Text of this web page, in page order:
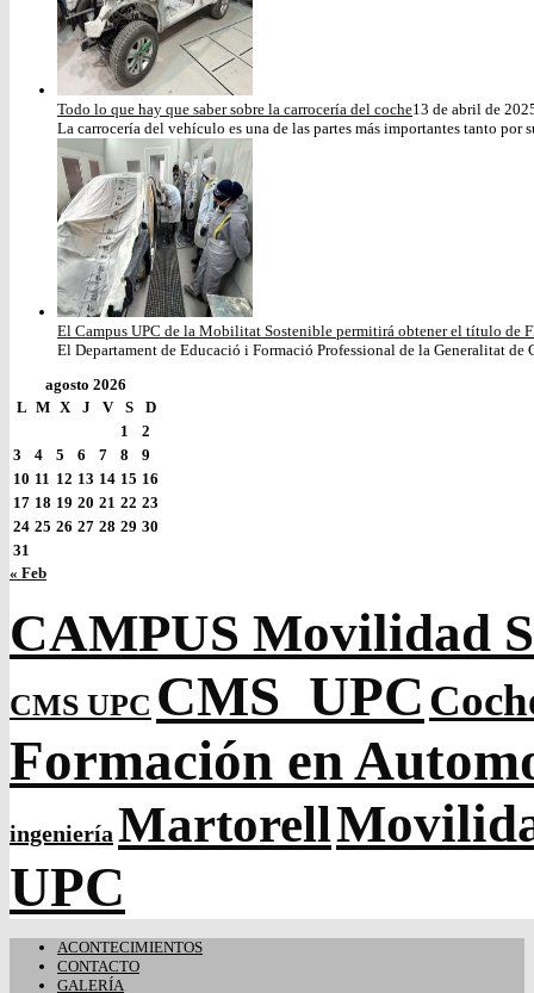
Todo lo que hay que saber sobre la carrocería del coche13 de abril de
La carrocería del vehículo es una de las partes más importantes tanto
El Campus UPC de la Mobilitat Sostenible permitirá obtener el título de
El Departament de Educació i Formació Professional de la Generalitat
agosto 2026
L M X J V S
D
1
2
3
4 5 6 7 8
9
10 11 12 13 14 15 16
17 18 19 20 21 22 23
24 25 26 27 28 29 30
31
« Feb
CAMPUS Movilidad
CMS UPC CMS_UPC
Formación en
ingeniería Martorell
UPC
ACONTECIMIENTOS
CONTACTO
GALERÍA